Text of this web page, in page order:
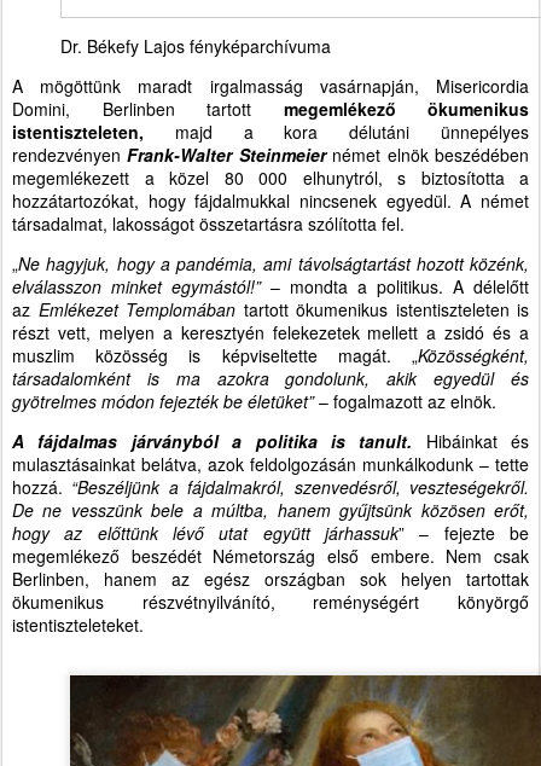
Dr. Békefy Lajos fényképarchívuma
A mögöttünk maradt irgalmasság vasárnapján, Misericordia
Domini, Berlinben tartott megemlékező ökumenikus
istentiszteleten, majd a kora délutáni ünnepélyes
rendezvényenFrank-Walter Steinmeiernémet elnök beszédében
megemlékezett a közel 80 000 elhunytról, s biztosította a
hozzátartozókat, hogy fájdalmukkal nincsenek egyedül. A német
társadalmat, lakosságot összetartásra szólította fel.
„Ne hagyjuk, hogy a pandémia, ami távolságtartást hozott közénk,
elválasszon minket egymástól!”– mondta a politikus. A délelőtt
az Emlékezet Templomában tartott ökumenikus istentiszteleten is
részt vett, melyen a keresztyén felekezetek mellett a zsidó és a
muszlim közösség is képviseltette magát. „Közösségként,
társadalomként is ma azokra gondolunk, akik egyedül és
gyötrelmes módon fejezték be életüket”– fogalmazott az elnök.
A fájdalmas járványból a politika is tanult. Hibáinkat és
mulasztásainkat belátva, azok feldolgozásán munkálkodunk – tette
hozzá. “Beszéljünk a fájdalmakról, szenvedésről, veszteségekről.
De ne vesszünk bele a múltba, hanem gyűjtsünk közösen erőt,
hogy az előttünk lévő utat együtt járhassuk” – fejezte be
megemlékező beszédét Németország első embere. Nem csak
Berlinben, hanem az egész országban sok helyen tartottak
ökumenikus részvétnyilvánító, reménységért könyörgő
istentiszteleteket.